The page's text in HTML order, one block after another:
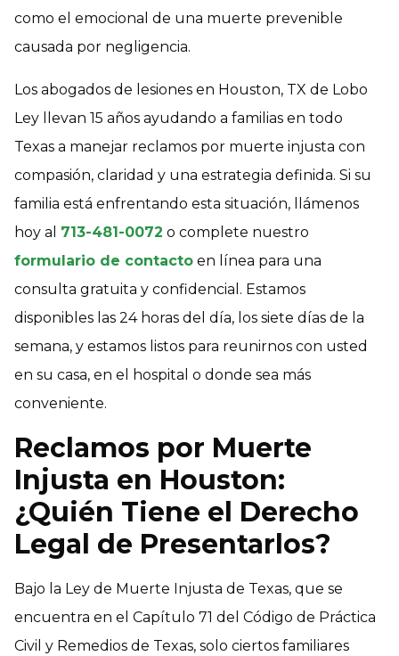
como el emocional de una muerte prevenible
causada por negligencia.
Los abogados de lesiones en Houston, TX de Lobo
Ley llevan 15 años ayudando a familias en todo
Texas a manejar reclamos por muerte injusta con
compasión, claridad y una estrategia definida. Si su
familia está enfrentando esta situación, llámenos
hoy al 713-481-0072 o complete nuestro
formulario de contacto en línea para una
consulta gratuita y confidencial. Estamos
disponibles las 24 horas del día, los siete días de la
semana, y estamos listos para reunirnos con usted
en su casa, en el hospital o donde sea más
conveniente.
Reclamos por Muerte
Injusta en Houston:
¿Quién Tiene el Derecho
Legal de Presentarlos?
Bajo la Ley de Muerte Injusta de Texas, que se
encuentra en el Capítulo 71 del Código de Práctica
Civil y Remedios de Texas, solo ciertos familiares